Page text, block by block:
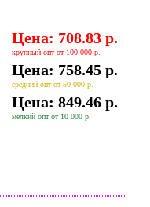
Цена: 708.83 р.
крупный опт от 100 000 р.
Цена: 758.45 р.
средний опт от 50 000 р.
Цена: 849.46 р.
мелкий опт от 10 000 р.